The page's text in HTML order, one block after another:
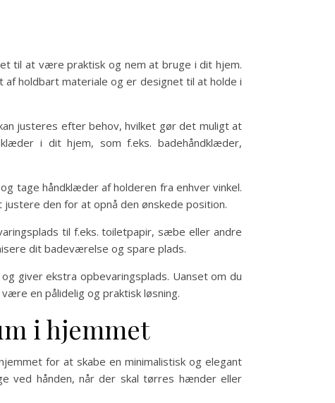
til at være praktisk og nem at bruge i dit hjem.
af holdbart materiale og er designet til at holde i
justeres efter behov, hvilket gør det muligt at
i dit hjem, som f.eks. badehåndklæder,
tage håndklæder af holderen fra enhver vinkel.
den for at opnå den ønskede position.
til f.eks. toiletpapir, sæbe eller andre
dit badeværelse og spare plads.
giver ekstra opbevaringsplads. Uanset om du
en pålidelig og praktisk løsning.
i hjemmet
for at skabe en minimalistisk og elegant
ved hånden, når der skal tørres hænder eller